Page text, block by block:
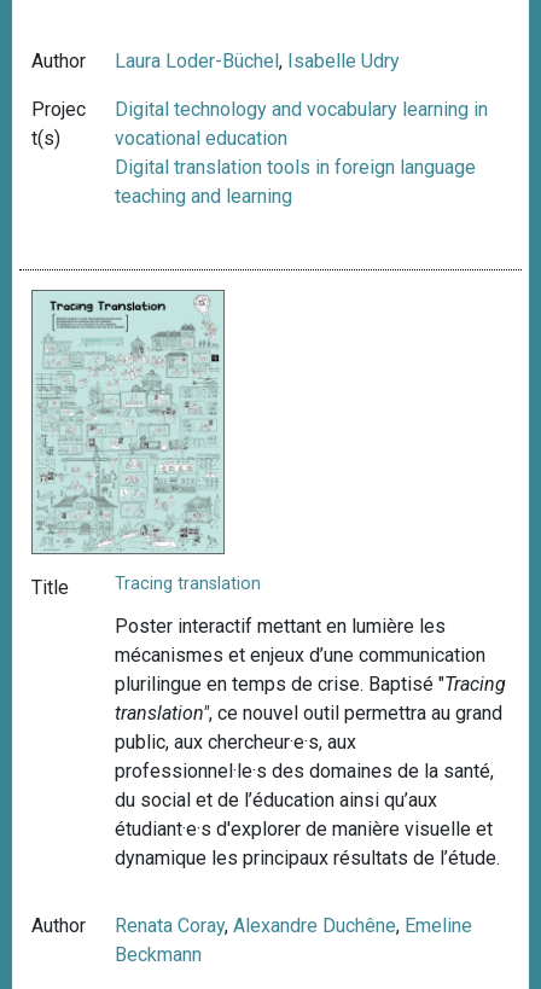
Author Laura Loder-Büchel, Isabelle Udry
Projec
t(s)
Digital technology and vocabulary learning in
vocational education
Digital translation tools in foreign language
teaching and learning
Title Tracing translation
Poster interactif mettant en lumière les
mécanismes et enjeux d’une communication
plurilingue en temps de crise. Baptisé "Tracing
translation", ce nouvel outil permettra au grand
public, aux chercheur·e·s, aux
professionnel·le·s des domaines de la santé,
du social et de l’éducation ainsi qu’aux
étudiant·e·s d'explorer de manière visuelle et
dynamique les principaux résultats de l’étude.
Author Renata Coray,Alexandre Duchêne, Emeline
Beckmann